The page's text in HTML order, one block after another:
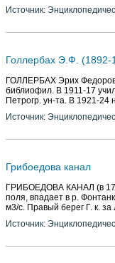
Источник:
Голлербах Э.Ф. (1892-
ГОЛЛЕРБАХ Эрих
библиофил. В 1911-17
Петрогр. ун-та. В 1921-24
Источник:
Грибоедова канал
ГРИБОЕДОВА КАНАЛ (в
поля, впадает в р.
м3/с. Правый берег Г. к.
Источник: